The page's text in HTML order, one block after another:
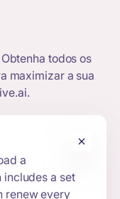
todos os
maximizar a sua
.
a
includes a set
renew every